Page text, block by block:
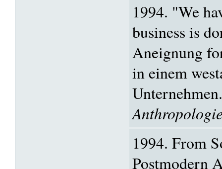
1994. "We
business is
Aneignung
in einem
1994. From
Postmodern